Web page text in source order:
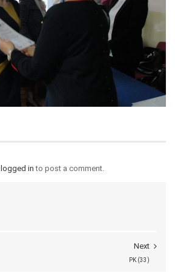
logged in to post a comment.
Next
PK (33)